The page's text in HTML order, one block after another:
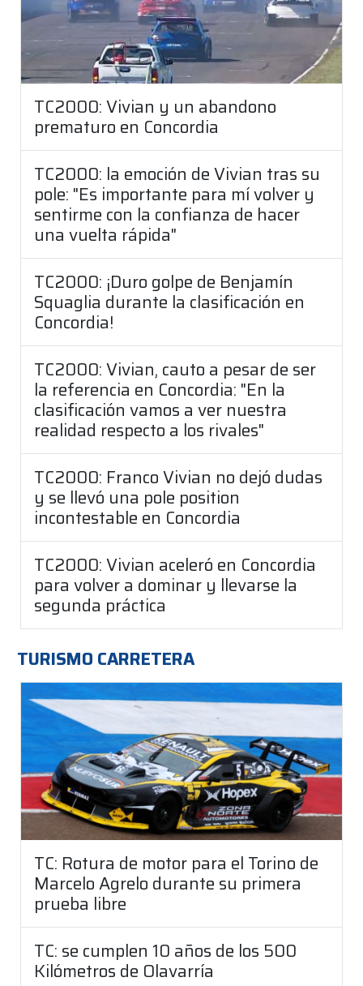
TC2000: Vivian y un abandono
prematuro en Concordia
TC2000: la emoción de Vivian tras su
pole: "Es importante para mí volver y
sentirme con la confianza de hacer
una vuelta rápida"
TC2000: ¡Duro golpe de Benjamín
Squaglia durante la clasificación en
Concordia!
TC2000: Vivian, cauto a pesar de ser
la referencia en Concordia: "En la
clasificación vamos a ver nuestra
realidad respecto a los rivales"
TC2000: Franco Vivian no dejó dudas
y se llevó una pole position
incontestable en Concordia
TC2000: Vivian aceleró en Concordia
para volver a dominar y llevarse la
segunda práctica
TURISMO CARRETERA
TC: Rotura de motor para el Torino de
Marcelo Agrelo durante su primera
prueba libre
TC: se cumplen 10 años de los 500
Kilómetros de Olavarría